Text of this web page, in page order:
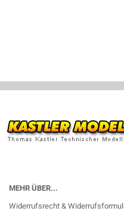
MEHR ÜBER...
Widerrufsrecht &